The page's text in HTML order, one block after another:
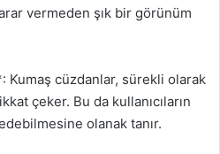
vermeden şık bir görünüm
Kumaş cüzdanlar, sürekli olarak
çeker. Bu da kullanıcıların
olanak tanır.